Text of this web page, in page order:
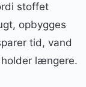
stoffet
opbygges
tid, vand
længere.